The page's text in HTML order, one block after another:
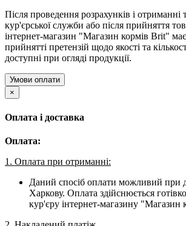
Після проведення розрахунків і отриманні
кур'єрської служби або після прийняття
інтернет-магазин "Магазин кормів Brit"
прийнятті претензій щодо якості та
доступні при огляді продукції.
Умови оплати
×
Оплата і доставка
Оплата:
1. Оплата при отриманні:
Даний спосіб оплати можливий при
Харкову. Оплата здійснюється
кур'єру інтернет-магазину "Магазин